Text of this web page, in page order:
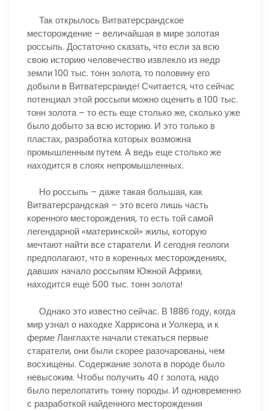
Так открылось Витватерсрандское
месторождение – величайшая в мире золотая
россыпь. Достаточно сказать, что если за всю
свою историю человечество извлекло из недр
земли 100 тыс. тонн золота, то половину его
добыли в Витватерсранде! Считается, что сейчас
потенциал этой россыпи можно оценить в 100 тыс.
тонн золота – то есть еще столько же, сколько уже
было добыто за всю историю. И это только в
пластах, разработка которых возможна
промышленным путем. А ведь еще столько же
находится в слоях непромышленных.
Но россыпь – даже такая большая, как
Витватерсрандская – это всего лишь часть
коренного месторождения, то есть той самой
легендарной «материнской» жилы, которую
мечтают найти все старатели. И сегодня геологи
предполагают, что в коренных месторождениях,
давших начало россыпям Южной Африки,
находится еще 500 тыс. тонн золота!
Однако это известно сейчас. В 1886 году, когда
мир узнал о находке Харрисона и Уолкера, и к
ферме Ланглахте начали стекаться первые
старатели, они были скорее разочарованы, чем
восхищены. Содержание золота в породе было
невысоким. Чтобы получить 40 г золота, надо
было перелопатить тонну породы. И одновременно
с разработкой найденного месторождения